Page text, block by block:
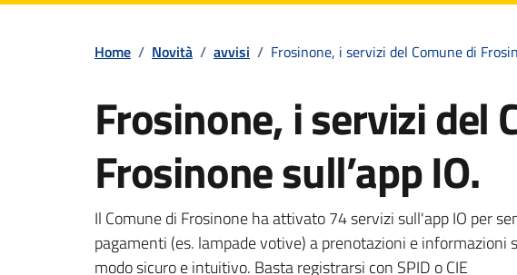
Home / Novità / avvisi / Frosinone, i servizi del Comune di
Frosinone, i servizi del
Frosinone sull’app IO.
Dettagli della notizia
Il Comune di Frosinone ha attivato 74 servizi sull'app IO per
pagamenti (es. lampade votive) a prenotazioni e informazioni
modo sicuro e intuitivo. Basta registrarsi con SPID o CIE